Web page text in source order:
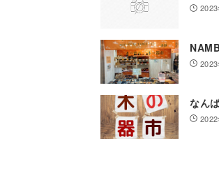
2023
2023
なん
2022